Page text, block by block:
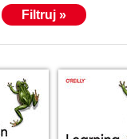
Filtruj »